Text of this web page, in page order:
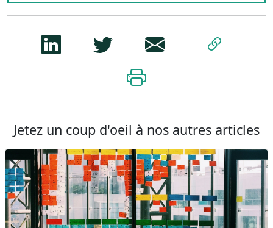
Jetez un coup d'oeil à nos autres articles